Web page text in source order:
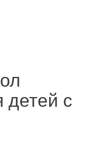
детей с